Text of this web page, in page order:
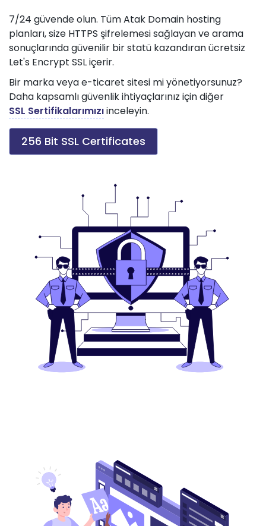
7/24 güvende olun. Tüm Atak Domain hosting
planları, size HTTPS şifrelemesi sağlayan ve arama
sonuçlarında güvenilir bir statü kazandıran ücretsiz
Let's Encrypt SSL içerir.
Bir marka veya e-ticaret sitesi mi yönetiyorsunuz?
Daha kapsamlı güvenlik ihtiyaçlarınız için diğer
SSL Sertifikalarımızıinceleyin.
256 Bit SSL Certificates